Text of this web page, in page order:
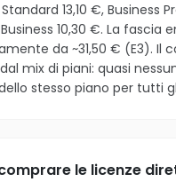
13,10 €, Business
10,30 €. La fascia
da ~31,50 € (E3). Il
mix di piani: quasi
stesso piano per tutti
le licenze